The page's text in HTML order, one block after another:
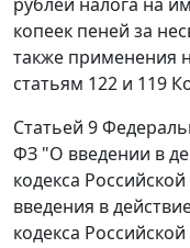
копеек пеней за
также применения
статьям 122 и 119
Статьей 9
ФЗ "О введении в
кодекса
введения в
кодекса